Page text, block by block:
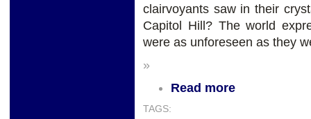
clairvoyants saw in their
Capitol Hill? The world
were as unforeseen as they
»
Read more
TAGS: